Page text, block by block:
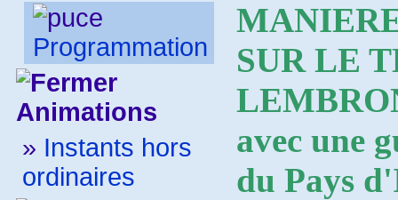
Programmation
Animations
» Instants hors
ordinaires
SUR LE
avec une
du Pays